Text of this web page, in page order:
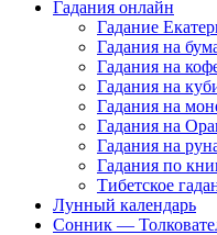
Гадания онлайн
Гадание
Гадания на
Гадания на
Гадания на
Гадания на
Гадания на
Гадания на
Гадания по
Тибетское
Лунный календарь
Сонник —